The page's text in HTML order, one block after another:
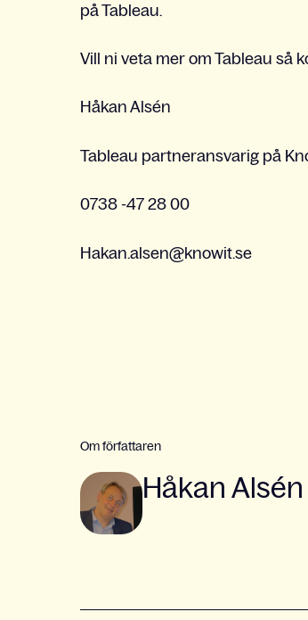
på Tableau.
Vill ni veta mer om Tableau så
Håkan Alsén
Tableau partneransvarig på
0738 -47 28 00
Hakan.alsen@knowit.se
Om författaren
Håkan Alsén